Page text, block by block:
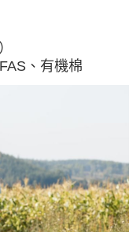
、有機棉